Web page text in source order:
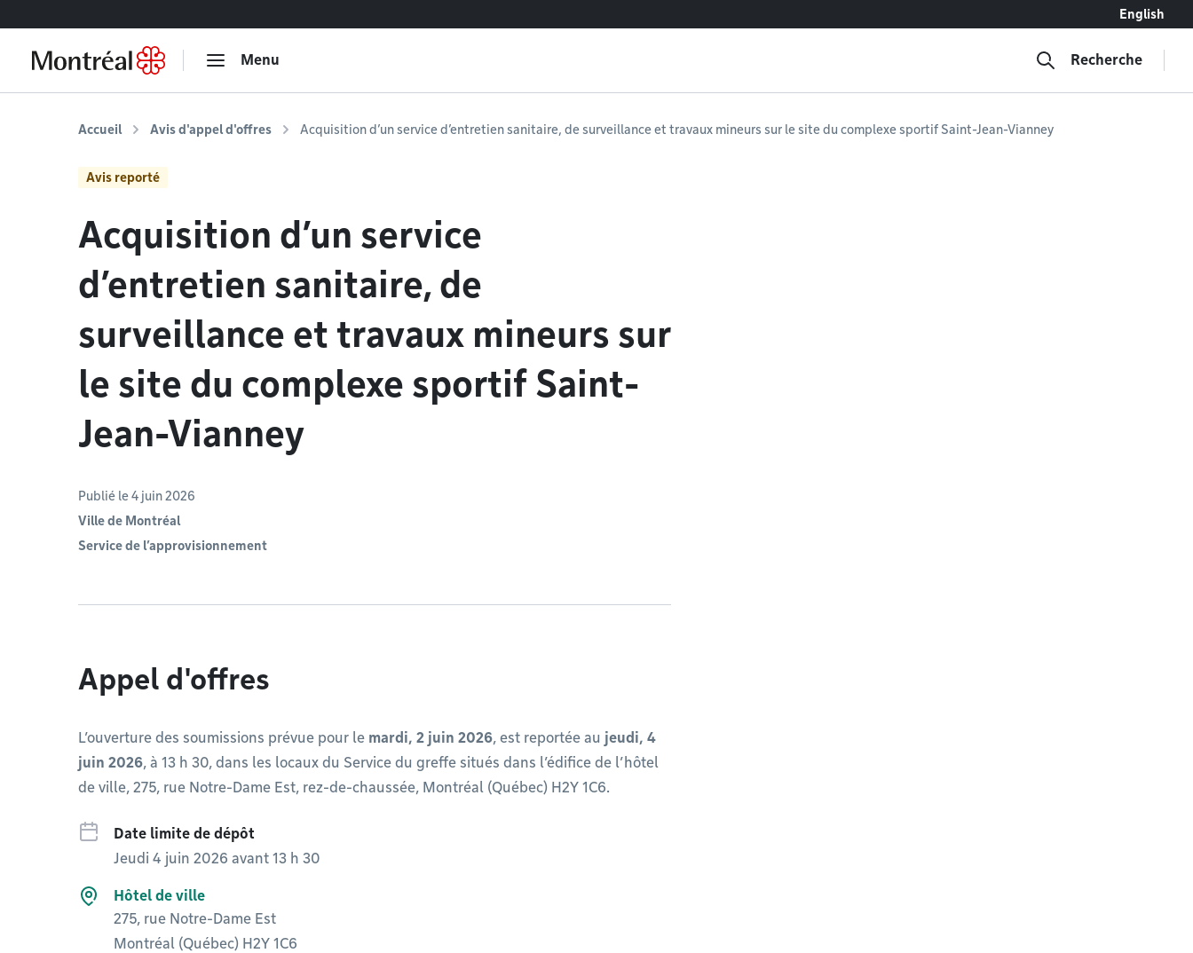
English
Menu Recherche
Accueil Avis d'appel d'offres Acquisition d’un service d’entretien sanitaire, de surveillance et travaux mineurs sur le site du complexe sportif Saint-Jean-Vianney
Avis reporté
Acquisition d’un service
d’entretien sanitaire, de
surveillance et travaux mineurs sur
le site du complexe sportif Saint-
Jean-Vianney
Publié le 4 juin 2026
Ville de Montréal
Service de l’approvisionnement
Appel d'offres
L’ouverture des soumissions prévue pour le mardi, 2 juin 2026, est reportée au jeudi, 4
juin 2026, à 13 h 30, dans les locaux du Service du greffe situés dans l’édifice de l’hôtel
de ville, 275, rue Notre-Dame Est, rez-de-chaussée, Montréal (Québec) H2Y 1C6.
Date limite de dépôt
Jeudi 4 juin 2026 avant 13 h 30
Hôtel de ville
275, rue Notre-Dame Est
Montréal (Québec) H2Y 1C6